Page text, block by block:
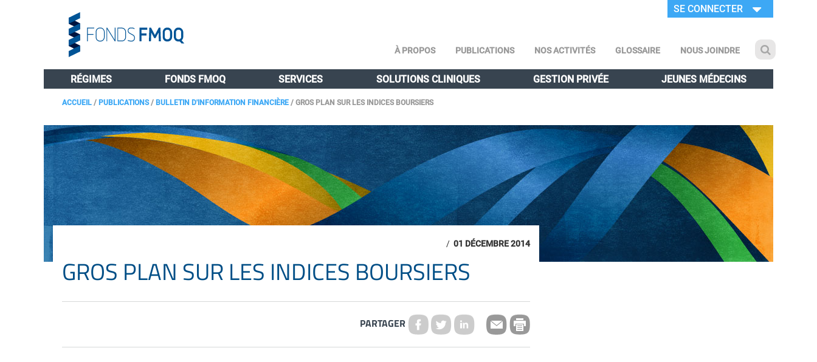
SE CONNECTER
À PROPOS PUBLICATIONS NOS ACTIVITÉS GLOSSAIRE NOUS JOINDRE
RÉGIMES FONDS FMOQ SERVICES SOLUTIONS CLINIQUES GESTION PRIVÉE JEUNES MÉDECINS
ACCUEIL/PUBLICATIONS/BULLETIN D'INFORMATION FINANCIÈRE/GROS PLAN SUR LES INDICES BOURSIERS
/ 01 DÉCEMBRE 2014
GROS PLAN SUR LES INDICES BOURSIERS
PARTAGER